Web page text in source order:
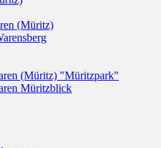
(Müritz)
(Müritz) "Müritzpark"
Müritzblick